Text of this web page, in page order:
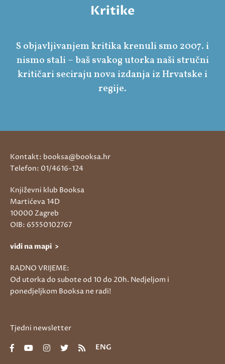
Kritike
S objavljivanjem kritika krenuli smo 2007. i
nismo stali – baš svakog utorka naši stručni
kritičari seciraju nova izdanja iz Hrvatske i
regije.
Kontakt: booksa@booksa.hr
Telefon: 01/4616-124
Književni klub Booksa
Martićeva 14D
10000 Zagreb
OIB: 65550102767
vidi na mapi >
RADNO VRIJEME:
Od utorka do subote od 10 do 20h. Nedjeljom i
ponedjeljkom Booksa ne radi!
Tjedni newsletter
ENG